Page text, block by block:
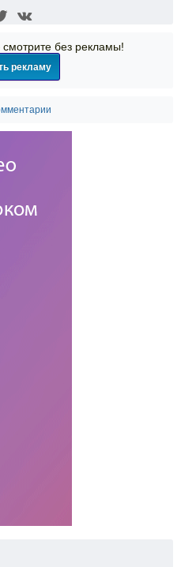
без рекламы!
рекламу